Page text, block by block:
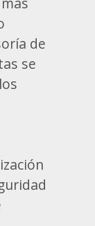
de
se